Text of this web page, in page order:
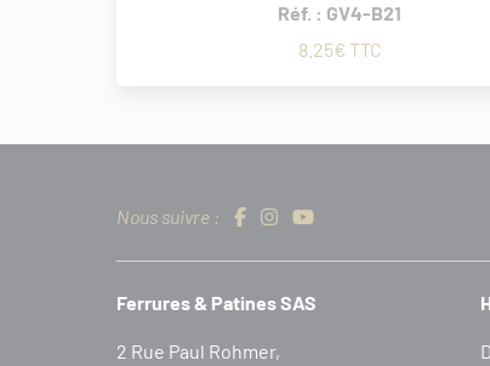
Réf. : GV4-B21
8.25€ TTC
Nous suivre :
Ferrures & Patines SAS
2 Rue Paul Rohmer,